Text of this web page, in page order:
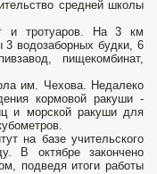
средней школы
и тротуаров. На 3 км
3 водозаборных будки, 6
пищекомбинат,
им. Чехова. Недалеко
кормовой ракуши -
и морской ракуши для
на базе учительского
В октябре закончено
подведя итоги работы